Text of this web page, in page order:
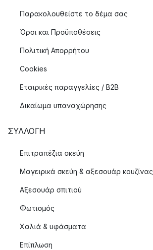
Παρακολουθείστε το δέμα σας
Όροι και Προϋποθέσεις
Πολιτική Απορρήτου
Cookies
Εταιρικές παραγγελίες / B2B
Δικαίωμα υπαναχώρησης
ΣΥΛΛΟΓΉ
Επιτραπέζια σκεύη
Μαγειρικά σκεύη & αξεσουάρ κουζίνας
Αξεσουάρ σπιτιού
Φωτισμός
Χαλιά & υφάσματα
Επίπλωση